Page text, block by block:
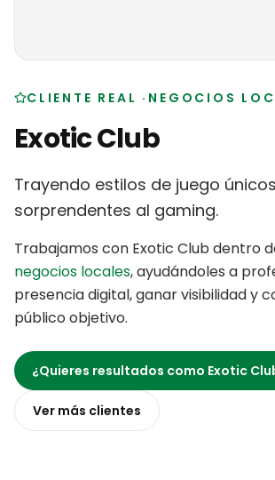
CLIENTE REAL · NEGOCIOS
Exotic Club
Trayendo estilos de juego
sorprendentes al gaming.
Trabajamos con Exotic Club dentro
negocios locales,ayudándoles a
presencia digital, ganar visibilidad y
público objetivo.
¿Quieres resultados como Exotic
Ver más clientes